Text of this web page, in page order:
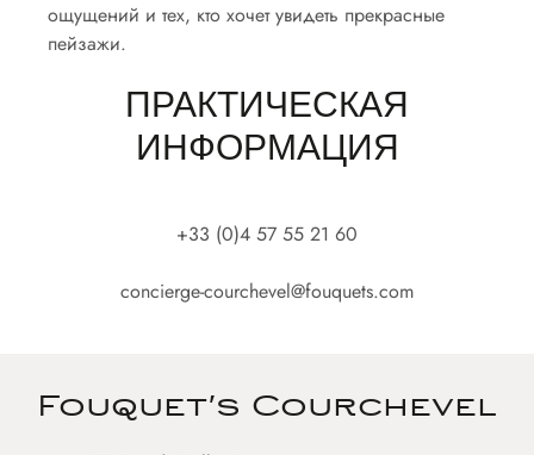
ощущений и тех, кто хочет увидеть прекрасные
пейзажи.
ПРАКТИЧЕСКАЯ
ИНФОРМАЦИЯ
+33 (0)4 57 55 21 60
concierge-courchevel@fouquets.com
Fouquet's Courchevel